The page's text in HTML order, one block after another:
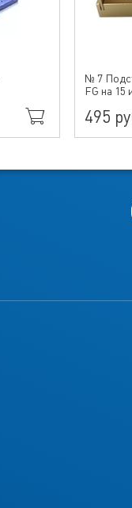
№ 7
FG на 15
495